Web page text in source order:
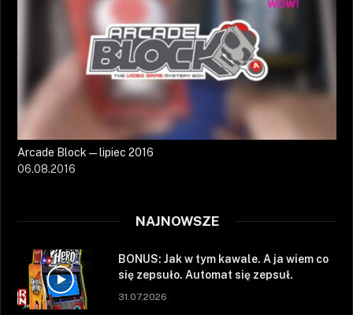
Arcade Block — lipiec 2016
06.08.2016
NAJNOWSZE
BONUS: Jak w tym kawale. A ja wiem co
się zepsuło. Automat się zepsuł.
31.07.2026